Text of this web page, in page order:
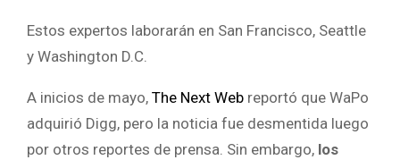
Estos expertos laborarán en San Francisco, Seattle
y Washington D.C.
A inicios de mayo, The Next Web reportó que WaPo
adquirió Digg, pero la noticia fue desmentida luego
por otros reportes de prensa. Sin embargo, los